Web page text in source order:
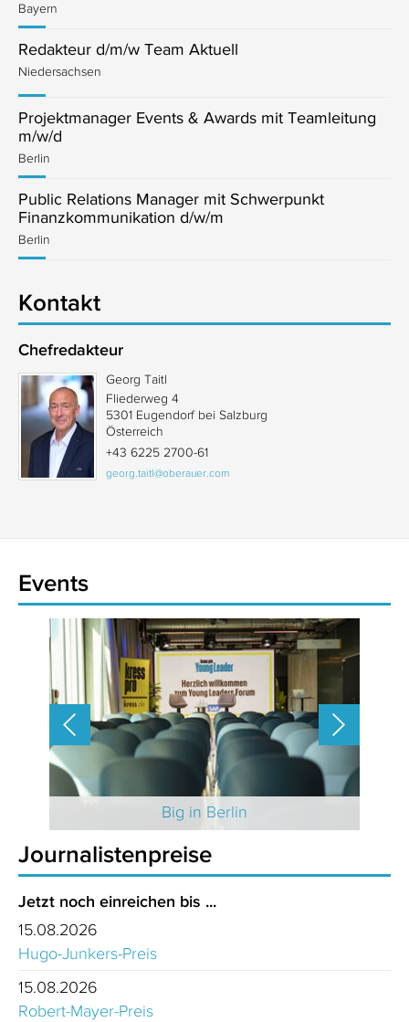
Bayern
Redakteur d/m/w Team Aktuell
Niedersachsen
Projektmanager Events & Awards mit Teamleitung
m/w/d
Berlin
Public Relations Manager mit Schwerpunkt
Finanzkommunikation d/w/m
Berlin
Kontakt
Chefredakteur
Georg Taitl
Fliederweg 4
5301 Eugendorf bei Salzburg
Österreich
+43 6225 2700-61
georg.taitl@oberauer.com
Events
Big in Berlin
Journalistenpreise
Jetzt noch einreichen bis ...
15.08.2026
Hugo-Junkers-Preis
15.08.2026
Robert-Mayer-Preis